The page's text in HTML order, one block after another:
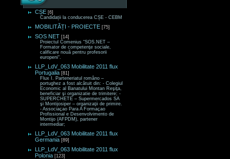
CȘE [6]
Candidații la conducerea CȘE - CEBM
MOBILITĂȚI - PROIECTE [75]
SOS NET [14]
Proiectul Comenius “SOS.NET –
Formator de competenţe sociale,
calificare nouă pentru profesorii
europeni“.
LLP_LdV_063 Mobilitate 2011 flux
Portugalia [81]
Flux I. Parteneriatul româno –
portughez a fost alcătuit din: - Colegiul
Economic al Banatului Montan Reşiţa,
beneficiar şi organizatie de trimitere; -
SUPERCHETE – Supermercados SA
şi Montijosiper – organizaţii de primire.
- Associaçao Para A Formaçao
Profissional e Desenvolvimento de
Montijo (AFPDM), partener
intermediar;
LLP_LdV_063 Mobilitate 2011 flux
Germania [89]
LLP_LdV_063 Mobilitate 2011 flux
Polonia [123]